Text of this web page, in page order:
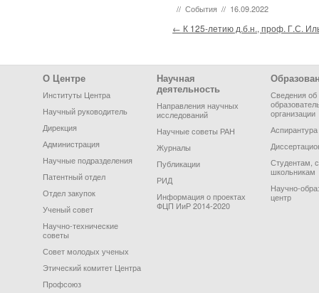
// События // 16.09.2022
Post navigation
← К 125-летию д.б.н., проф. Г.С.
Footer Menu
О Центре
Институты Центра
Научный руководитель
Дирекция
Администрация
Научные подразделения
Патентный отдел
Отдел закупок
Ученый совет
Научно-технические
советы
Совет молодых ученых
Этический комитет Центра
Профсоюз
Научная
деятельность
Направления научных
исследований
Научные советы РАН
Журналы
Публикации
РИД
Информация о проектах
ФЦП ИиР 2014-2020
Сведения об
организации
Аспирантура
Студентам,
школьникам
Научно-
центр